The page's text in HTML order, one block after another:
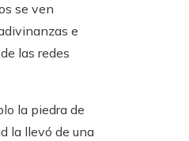
se ven
e
las redes
la piedra de
la llevó de una